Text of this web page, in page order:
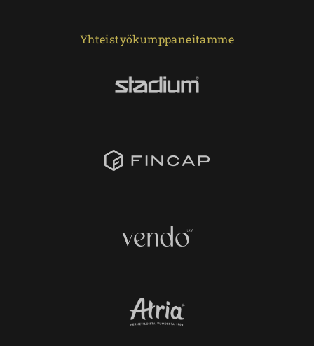
Yhteistyökumppaneitamme